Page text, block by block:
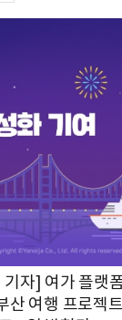
자] 여가 플랫
산 여행 프로젝